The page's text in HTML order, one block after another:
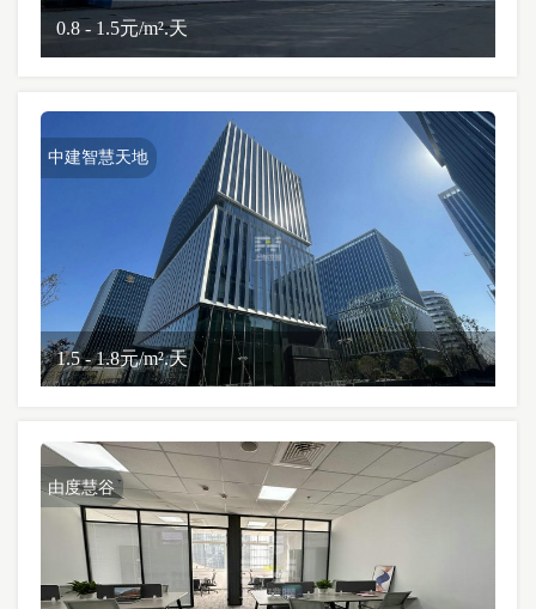
0.8 - 1.5元/m².天
中建智慧天地
1.5 - 1.8元/m².天
由度慧谷